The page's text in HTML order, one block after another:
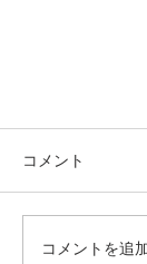
オフィシ
コメント
コメントを追